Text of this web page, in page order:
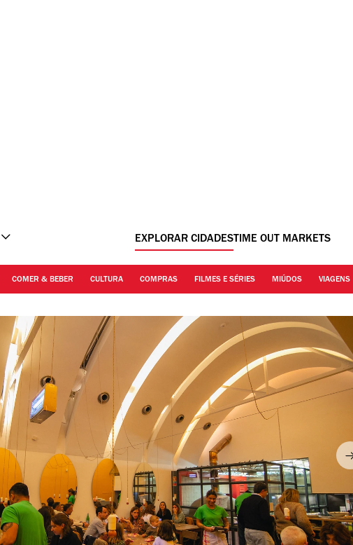
EXPLORAR CIDADESTIME OUT MARKETS
COMER & BEBER CULTURA COMPRAS FILMES E SÉRIES MIÚDOS VIAGENS